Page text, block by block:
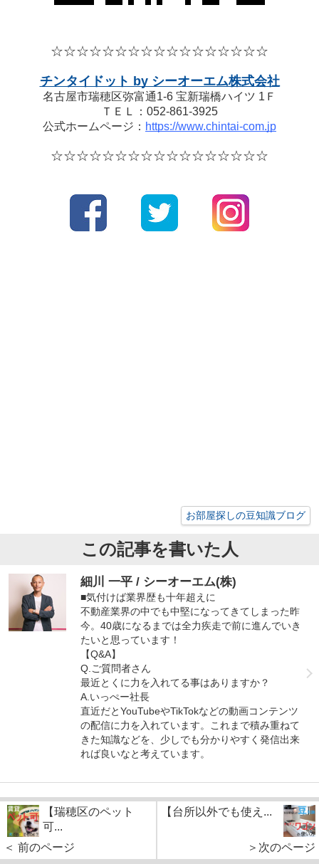
☆☆☆☆☆☆☆☆☆☆☆☆☆☆☆☆☆
チンタイドット by シーオーエム株式会社
名古屋市瑞穂区弥富通1-6 宝新瑞橋ハイツ 1Ｆ
ＴＥＬ：052-861-3925
公式ホームページ： https://www.chintai-com.jp
☆☆☆☆☆☆☆☆☆☆☆☆☆☆☆☆☆
お部屋探しの豆知識ブログ
この記事を書いた人
細川 一平 / シーオーエム(株)
■気付けば業界歴も十年超えに
不動産業界の中でも中堅になってきてしまった昨
今。40歳になるまでは全力疾走で前に進んでいき
たいと思っています！
【Q&A】
Q.ご質問者さん
最近とくに力を入れてる事はありますか？
A.いっぺー社長
直近だとYouTubeやTikTokなどの動画コンテンツ
の配信に力を入れています。これまで積み重ねて
きた知識などを、少しでも分かりやすく発信出来
れば良いなと考えています。
【瑞穂区のペット
可...
＜ 前のページ
【台所以外でも使え...
＞次のページ